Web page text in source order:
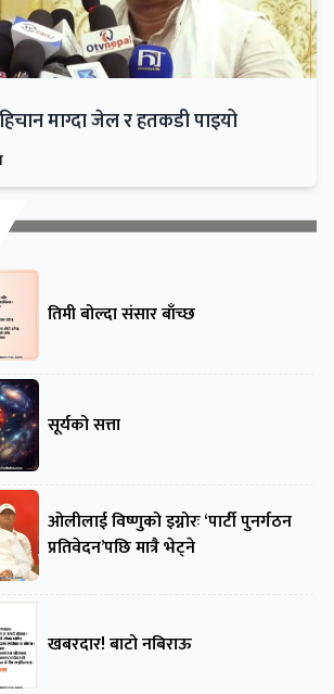
माग्दा जेल र हतकडी पाइयो
तिमी बोल्दा संसार बाँच्छ
सूर्यको सत्ता
ओलीलाई विष्णुको इग्नोरः ‘पार्टी पुनर्गठन
प्रतिवेदन’पछि मात्रै भेट्ने
खबरदार! बाटो नबिराऊ